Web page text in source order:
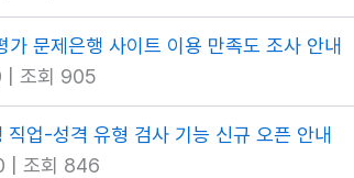
문제은행 사이트 이용 만족도 조사 안내
조회 905
직업-성격 유형 검사 기능 신규 오픈 안내
조회 846